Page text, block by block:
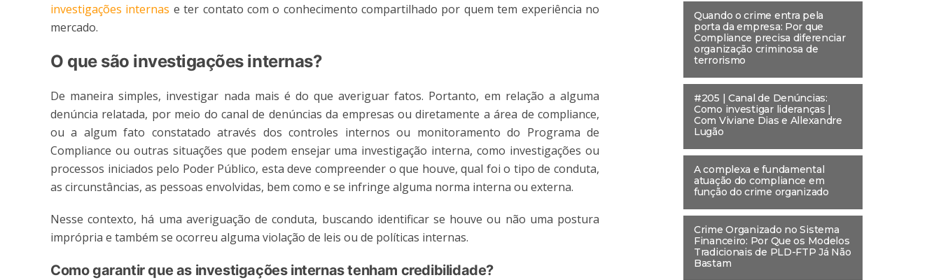
investigações internas e ter contato com o conhecimento compartilhado por quem tem experiência no
mercado.
O que são investigações internas?
De maneira simples, investigar nada mais é do que averiguar fatos. Portanto, em relação a alguma
denúncia relatada, por meio do canal de denúncias da empresas ou diretamente a área de compliance,
ou a algum fato constatado através dos controles internos ou monitoramento do Programa de
Compliance ou outras situações que podem ensejar uma investigação interna, como investigações ou
processos iniciados pelo Poder Público, esta deve compreender o que houve, qual foi o tipo de conduta,
as circunstâncias, as pessoas envolvidas, bem como e se infringe alguma norma interna ou externa.
Nesse contexto, há uma averiguação de conduta, buscando identificar se houve ou não uma postura
imprópria e também se ocorreu alguma violação de leis ou de políticas internas.
Como garantir que as investigações internas tenham credibilidade?
Quando o crime entra pela
porta da empresa: Por que
Compliance precisa diferenciar
organização criminosa de
terrorismo
#205 | Canal de Denúncias:
Como investigar lideranças |
Com Viviane Dias e Allexandre
Lugão
A complexa e fundamental
atuação do compliance em
função do crime organizado
Crime Organizado no Sistema
Financeiro: Por Que os Modelos
Tradicionais de PLD-FTP Já Não
Bastam